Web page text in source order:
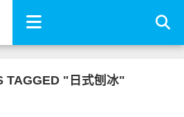
TAGGED "日式刨冰"